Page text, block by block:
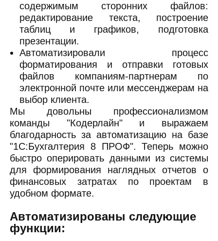
содержимым сторонних файлов:
редактирование текста, построение
таблиц и графиков, подготовка
презентации.
Автоматизировали процесс
форматирования и отправки готовых
файлов компаниям-партнерам по
электронной почте или мессенджерам на
выбор клиента.
Мы довольны профессионализмом
команды "Кодерлайн" и выражаем
благодарность за автоматизацию на базе
"1С:Бухгалтерия 8 ПРОФ". Теперь можно
быстро оперировать данными из системы
для формирования наглядных отчетов о
финансовых затратах по проектам в
удобном формате.
Автоматизированы следующие
функции: